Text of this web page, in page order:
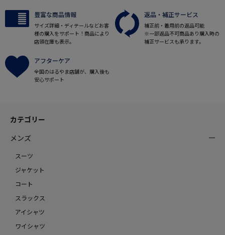
豊富な商品情報
サイズ詳細・ディテールなどお客
様の購入をサポート！商品により
店頭在庫も表示。
返品・補正サービス
補正前・着用前の返品可能
※一部返品不可商品あり購入時の
補正サービスも承ります。
アフターケア
全国のはるやま店舗が、購入後も
安心サポート
カテゴリー
メンズ
スーツ
ジャケット
コート
スラックス
アイシャツ
ワイシャツ